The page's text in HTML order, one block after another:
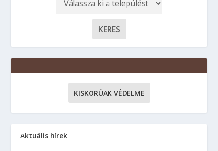
KISKORÚAK VÉDELME
Aktuális hírek